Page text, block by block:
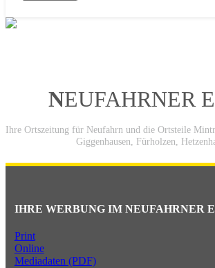
NEUFAHRNER
Ihre Ortszeitung für Neufahrn und die Ortsteile
Giggenhausen, Fürholzen,
IHRE WERBUNG IM NEUFAHRNER
Print
Online
Mediadaten (PDF)